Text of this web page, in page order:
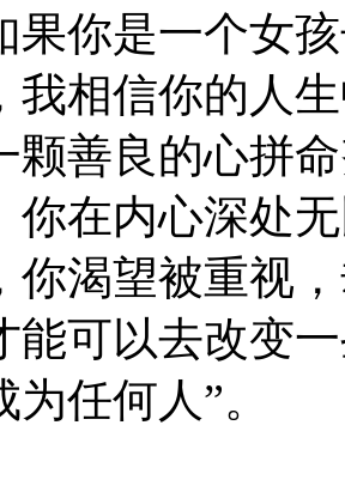
是一个女孩
我相信你的人
颗善良的心拼
你在内心深处
你渴望被重视
能可以去改变
任何人”。